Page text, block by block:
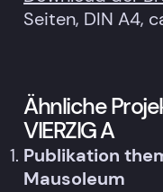
Seiten, DIN A4,
Ähnliche
VIERZIG A
Publikation
Mausoleum